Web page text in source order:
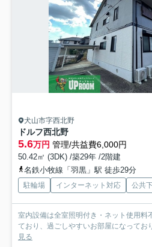
犬山市字西北野
ドルフ西北野
5.6万円 管理/共益費6,000円
50.42㎡ (3DK) /築29年 /2階建
名鉄小牧線「羽黒」駅 徒歩29分
駐輪場 インターネット対応 公共
室内設備は全室照明付き・ネット使用料
ており、過ごしやすいお部屋になってお
見る